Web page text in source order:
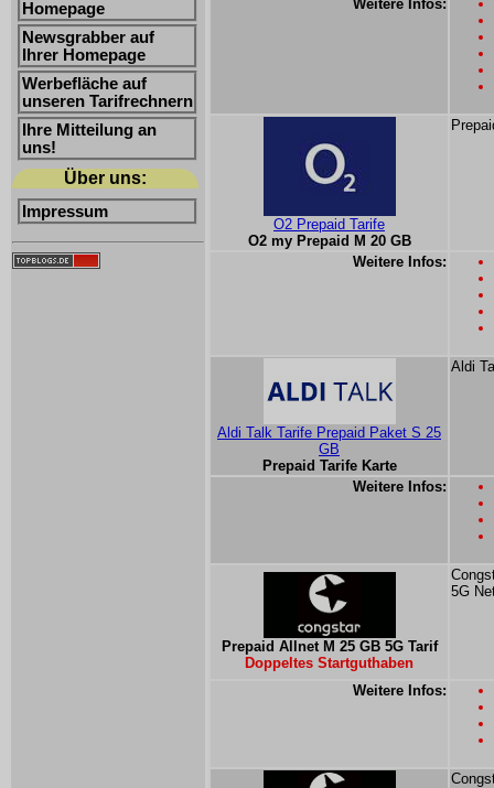
Homepage
Newsgrabber auf
Ihrer Homepage
Werbefläche auf
unseren Tarifrechnern
Ihre Mitteilung an
uns!
Über uns:
Impressum
Weitere Infos:
O2 Prepaid Tarife
O2 my Prepaid M 20 GB
Weitere Infos:
Aldi Talk Tarife Prepaid Paket S 25
GB
Prepaid Tarife Karte
Aldi
Weitere Infos:
Prepaid Allnet M 25 GB 5G Tarif
Doppeltes Startguthaben
5G
Weitere Infos: